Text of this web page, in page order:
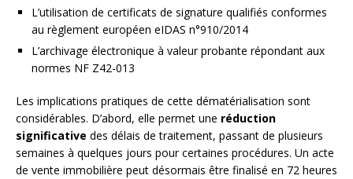
L’utilisation de certificats de signature qualifiés conformes
au règlement européen eIDAS n°910/2014
L’archivage électronique à valeur probante répondant aux
normes NF Z42-013
Les implications pratiques de cette dématérialisation sont
considérables. D’abord, elle permet une réduction
significative des délais de traitement, passant de plusieurs
semaines à quelques jours pour certaines procédures. Un acte
de vente immobilière peut désormais être finalisé en 72 heures